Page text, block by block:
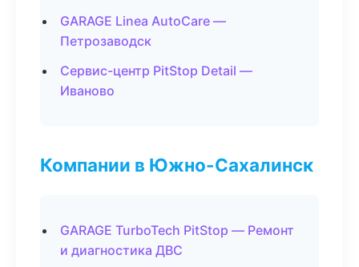
GARAGE Linea AutoCare —
Петрозаводск
Сервис-центр PitStop Detail —
Иваново
Компании в Южно-Сахалинск
GARAGE TurboTech PitStop — Ремонт
и диагностика ДВС